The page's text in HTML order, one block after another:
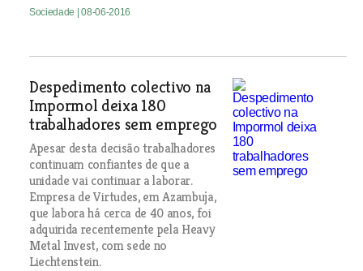
Sociedade | 08-06-2016
Despedimento colectivo na
Impormol deixa 180
trabalhadores sem emprego
Apesar desta decisão trabalhadores
continuam confiantes de que a
unidade vai continuar a laborar.
Empresa de Virtudes, em Azambuja,
que labora há cerca de 40 anos, foi
adquirida recentemente pela Heavy
Metal Invest, com sede no
Liechtenstein.